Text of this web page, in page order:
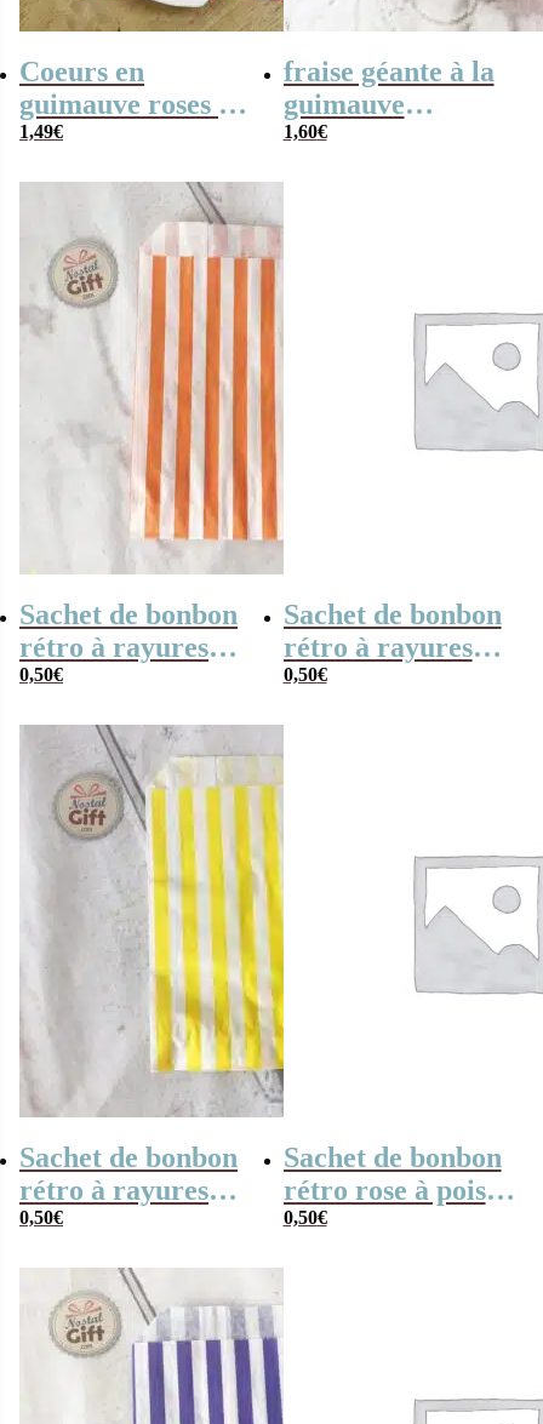
Coeurs en
guimauve roses et
blancs x 10
1,49€
fraise géante à la
guimauve
(Bulgari) x 3
1,60€
Sachet de bonbon
rétro à rayures
oranges et
0,50€
Sachet de bonbon
rétro à rayures
bleues et blanches
0,50€
Sachet de bonbon
rétro à rayures
jaunes et blanches
0,50€
Sachet de bonbon
rétro rose à pois
x1
0,50€